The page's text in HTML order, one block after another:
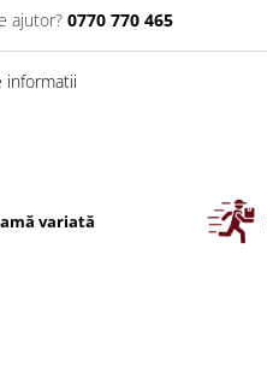
ajutor? 0770 770 465
informatii
variată